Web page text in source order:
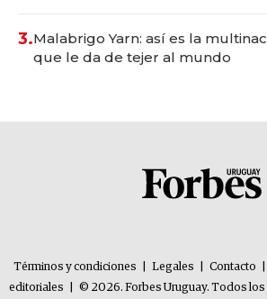
3.Malabrigo Yarn: así es la
que le da de tejer al mundo
Términos y condiciones Legales Contacto
editoriales
© 2026. Forbes Uruguay. Todos los